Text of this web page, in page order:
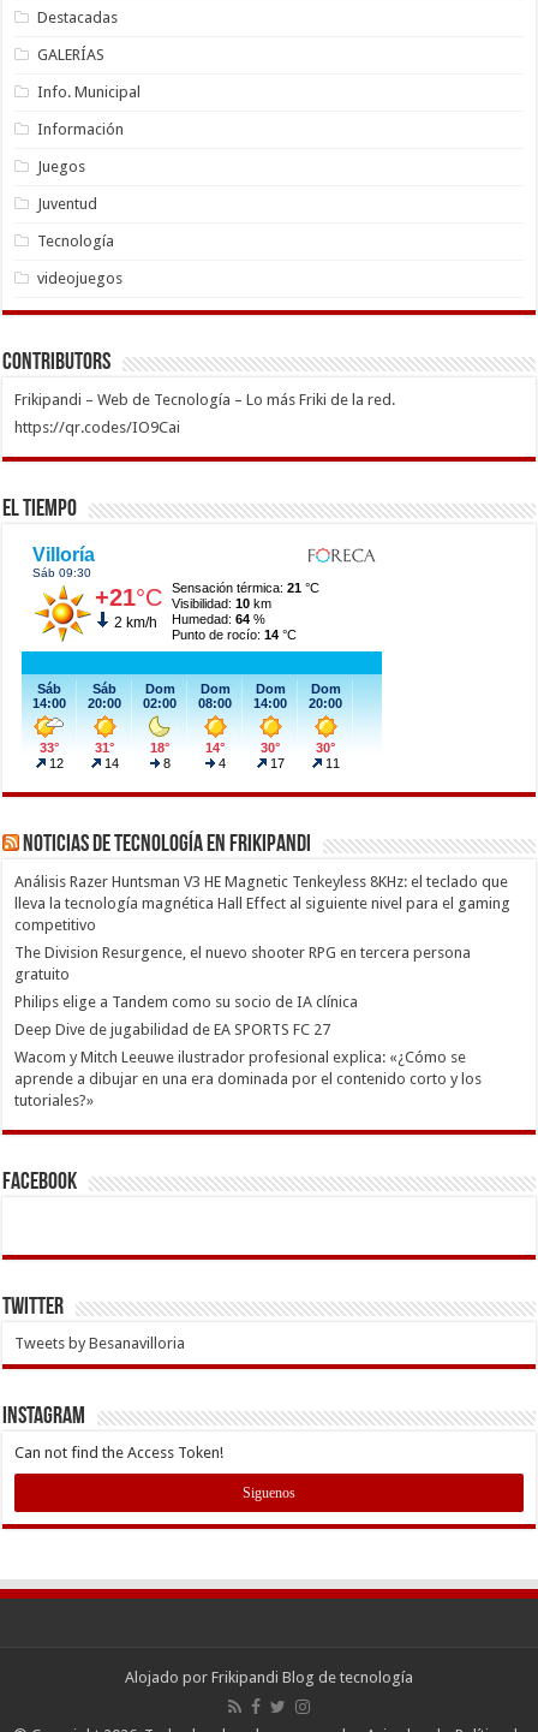
Destacadas
GALERÍAS
Info. Municipal
Información
Juegos
Juventud
Tecnología
videojuegos
Contributors
Frikipandi – Web de Tecnología – Lo más Friki de la red.
https://qr.codes/IO9Cai
El Tiempo
Noticias de Tecnología en Frikipandi
Análisis Razer Huntsman V3 HE Magnetic Tenkeyless 8KHz: el teclado que
lleva la tecnología magnética Hall Effect al siguiente nivel para el gaming
competitivo
The Division Resurgence, el nuevo shooter RPG en tercera persona
gratuito
Philips elige a Tandem como su socio de IA clínica
Deep Dive de jugabilidad de EA SPORTS FC 27
Wacom y Mitch Leeuwe ilustrador profesional explica: «¿Cómo se
aprende a dibujar en una era dominada por el contenido corto y los
tutoriales?»
Facebook
Twitter
Tweets by Besanavilloria
INSTAGRAM
Can not find the Access Token!
Siguenos
Alojado por Frikipandi Blog de tecnología